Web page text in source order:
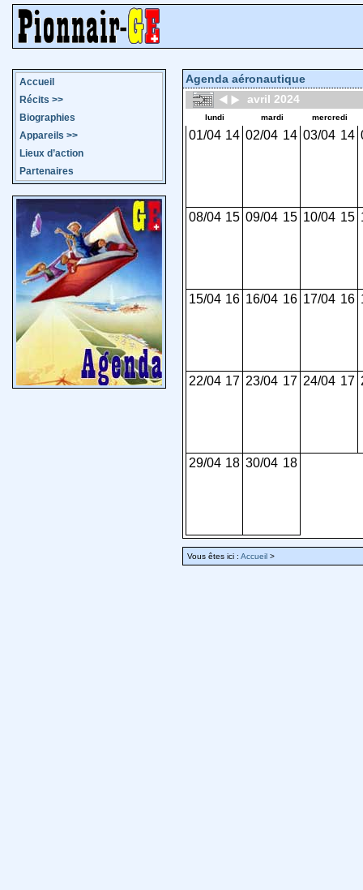
Accueil
Récits >>
Biographies
Appareils >>
Lieux d’action
Partenaires
Agenda aéronautique
avril 2024
lundi mardi mercredi
01/04 14 02/04 14 03/04 14
08/04 15 09/04 15 10/04 15
15/04 16 16/04 16 17/04 16
22/04 17 23/04 17 24/04 17
29/04 18 30/04 18
Vous êtes ici : Accueil >